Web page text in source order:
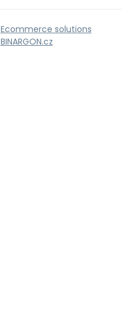
Ecommerce solutions
BINARGON.cz